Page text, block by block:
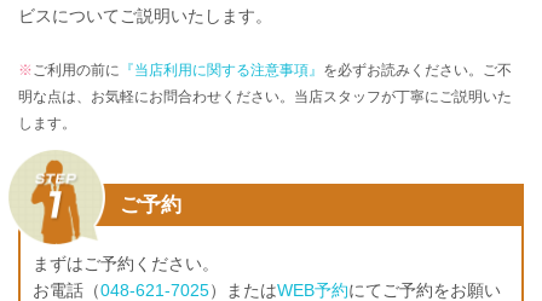
ビスについてご説明いたします。
※ご利用の前に 『当店利用に関する注意事項』 を必ずお読みください。ご不
明な点は、お気軽にお問合わせください。当店スタッフが丁寧にご説明いた
します。
ご予約
まずはご予約ください。
お電話（048-621-7025）またはWEB予約にてご予約をお願い